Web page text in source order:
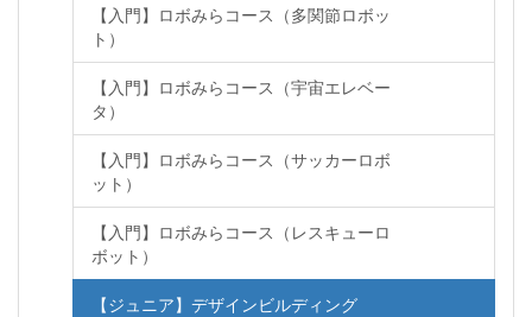
【入門】ロボみらコース（多関節ロボッ
ト）
【入門】ロボみらコース（宇宙エレベー
タ）
【入門】ロボみらコース（サッカーロボ
ット）
【入門】ロボみらコース（レスキューロ
ボット）
【ジュニア】デザインビルディング